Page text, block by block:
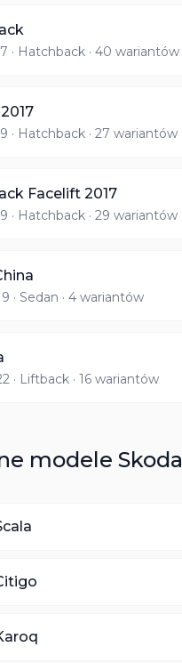
· Hatchback · 40 wariantów
· Hatchback · 27 wariantów
Facelift 2017
· Hatchback · 29 wariantów
· Sedan · 4 wariantów
· Liftback · 16 wariantów
modele Skoda